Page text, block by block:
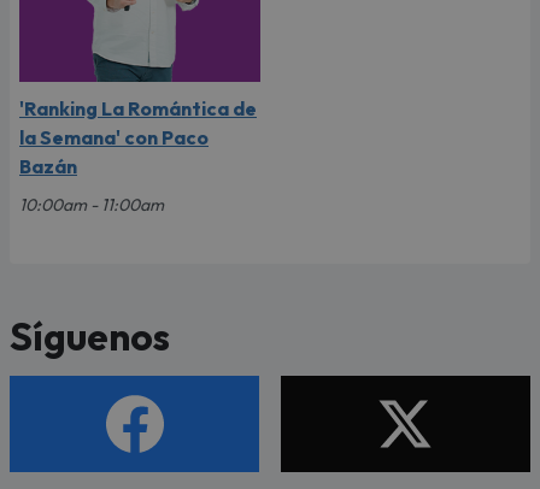
'Ranking La Romántica de
la Semana' con Paco
Bazán
10:00am - 11:00am
Síguenos